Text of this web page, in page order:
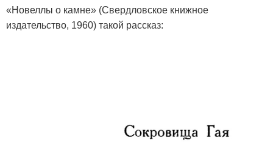
«Новеллы о камне» (Свердловское книжное
издательство, 1960) такой рассказ: